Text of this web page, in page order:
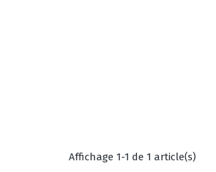
Affichage 1-1 de 1 article(s)